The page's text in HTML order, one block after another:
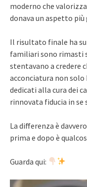
moderno che
donava un aspetto più
Il risultato finale ha
familiari sono rimasti
stentavano a credere
acconciatura non
dedicati alla cura dei
rinnovata fiducia in se
La differenza è
prima e dopo è
Guarda qui: